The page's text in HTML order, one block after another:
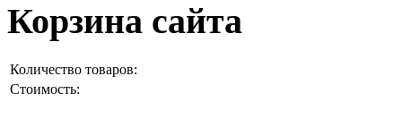
Корзина сайта
Количество товаров:
Стоимость: